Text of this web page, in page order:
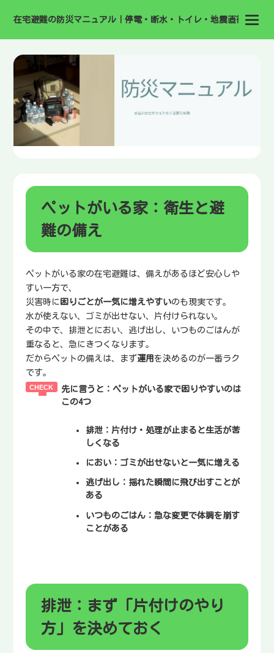
在宅避難の防災マニュアル｜停電・断水・トイレ・地震直後の備え
ペットがいる家：衛生と避
難の備え
ペットがいる家の在宅避難は、備えがあるほど安心しや
すい一方で、
災害時に 困りごとが一気に増えやすいのも現実です。
水が使えない、ゴミが出せない、片付けられない。
その中で、排泄とにおい、逃げ出し、いつものごはんが
重なると、急にきつくなります。
だからペットの備えは、まず運用 を決めるのが一番ラク
です。
先に言うと：ペットがいる家で困りやすいのは
この4つ
排泄 ：片付け・処理が止まると生活が苦
しくなる
におい ：ゴミが出せないと一気に増える
逃げ出し ：揺れた瞬間に飛び出すことが
ある
いつものごはん ：急な変更で体調を崩す
ことがある
排泄：まず「片付けのやり
方」を決めておく